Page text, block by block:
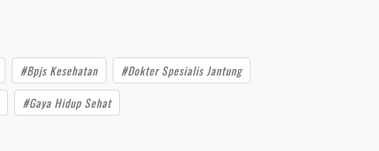
#Bpjs Kesehatan
#Dokter Spesialis Jantung
#Gaya Hidup Sehat